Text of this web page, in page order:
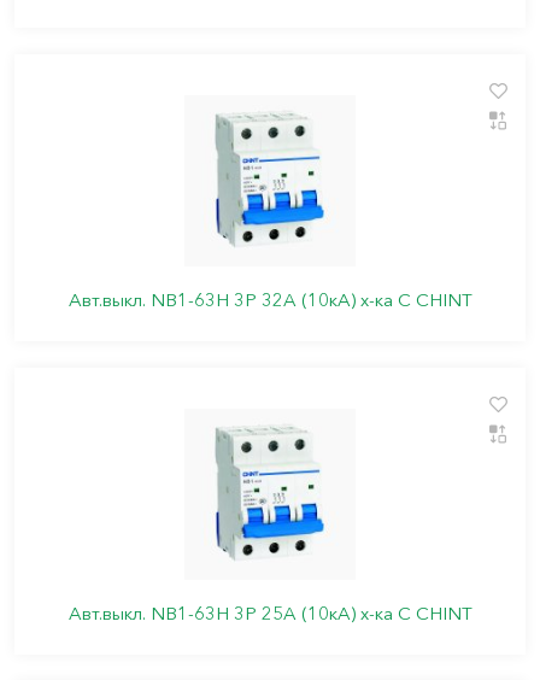
Авт.выкл. NB1-63H 3P 32A (10кА) х-ка C CHINT
Авт.выкл. NB1-63H 3P 25A (10кА) х-ка C CHINT